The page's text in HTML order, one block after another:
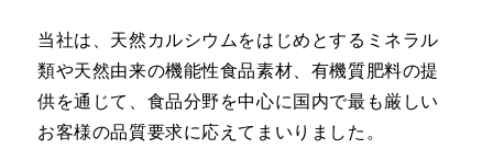
概
要
取
当社は、天然カルシウムをはじめとするミネラル
類や天然由来の機能性食品素材、有機質肥料の提
供を通じて、食品分野を中心に国内で最も厳しい
お客様の品質要求に応えてまいりました。